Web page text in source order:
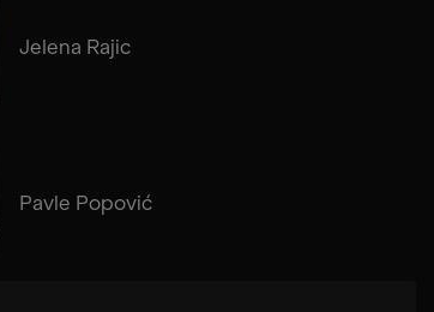
Jelena Rajic
Pavle Popović